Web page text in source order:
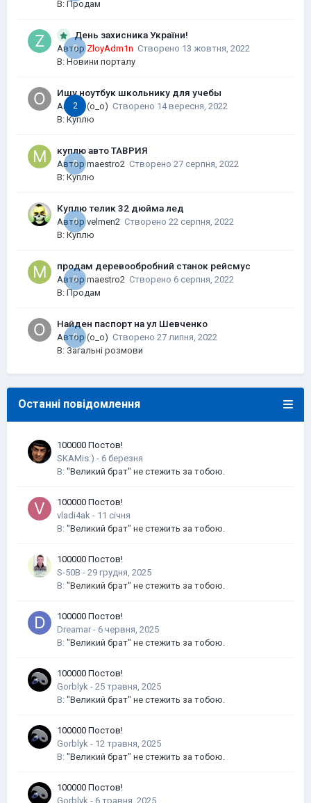
В: Продам
0
День захисника України!
АвторZloyAdm1n Створено 13 жовтня, 2022
В: Новини порталу
2
Ищу ноутбук школьнику для учебы
Автор(o_o) Створено 14 вересня, 2022
В: Куплю
0
куплю авто ТАВРИЯ
Авторmaestro2 Створено 27 серпня, 2022
В: Куплю
0
Куплю телик 32 дюйма лед
Авторvelmen2 Створено 22 серпня, 2022
В: Куплю
0
продам деревообробний станок рейсмус
Авторmaestro2 Створено 6 серпня, 2022
В: Продам
0
Найден паспорт на ул Шевченко
Автор(o_o) Створено 27 липня, 2022
В: Загальні розмови
Останні повідомлення
100000 Постов!
SKAMis:) -
В: "Великий брат" не стежить за тобою.
100000 Постов!
vladi4ak -
В: "Великий брат" не стежить за тобою.
100000 Постов!
S-50B -
В: "Великий брат" не стежить за тобою.
100000 Постов!
Dreamar -
В: "Великий брат" не стежить за тобою.
100000 Постов!
Gorblyk -
В: "Великий брат" не стежить за тобою.
100000 Постов!
Gorblyk -
В: "Великий брат" не стежить за тобою.
100000 Постов!
Gorblyk -